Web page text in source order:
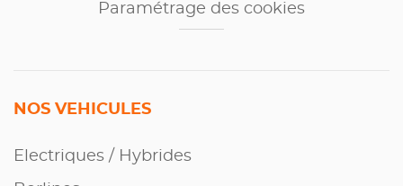
Paramétrage des cookies
NOS VEHICULES
Electriques / Hybrides